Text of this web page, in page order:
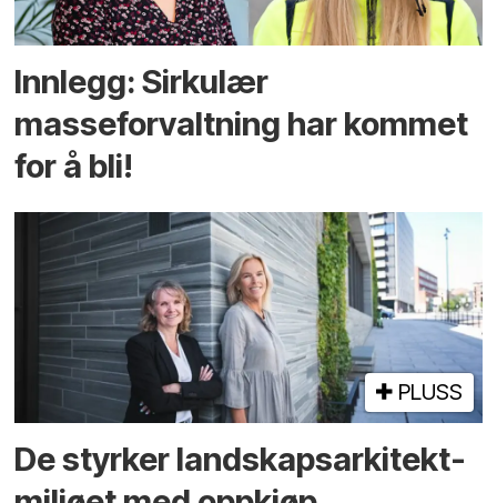
Innlegg: Sirkulær
masseforvaltning har kommet
for å bli!
PLUSS
De styrker landskaps­arkitekt­